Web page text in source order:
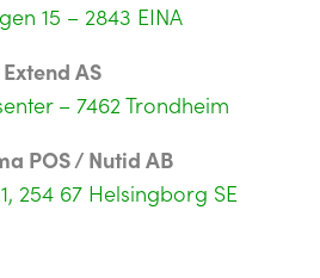
15 – 2843 EINA
Extend AS
–7462 Trondheim
POS / Nutid AB
254 67 Helsingborg SE